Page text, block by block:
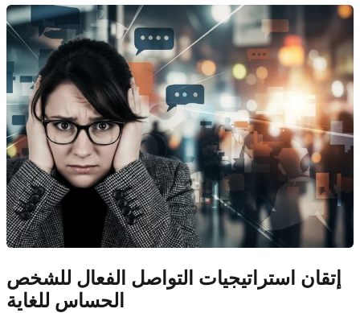
إتقان استراتيجيات التواصل الفعال للشخص
الحساس للغاية